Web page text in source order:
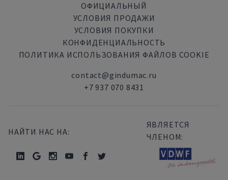
ОФИЦИАЛЬНЫЙ
УСЛОВИЯ ПРОДАЖИ
УСЛОВИЯ ПОКУПКИ
КОНФИДЕНЦИАЛЬНОСТЬ
ПОЛИТИКА ИСПОЛЬЗОВАНИЯ ФАЙЛОВ COOKIE
contact@gindumac.ru
+7 937 070 8431
НАЙТИ НАС НА:
ЯВЛЯЕТСЯ
ЧЛЕНОМ: